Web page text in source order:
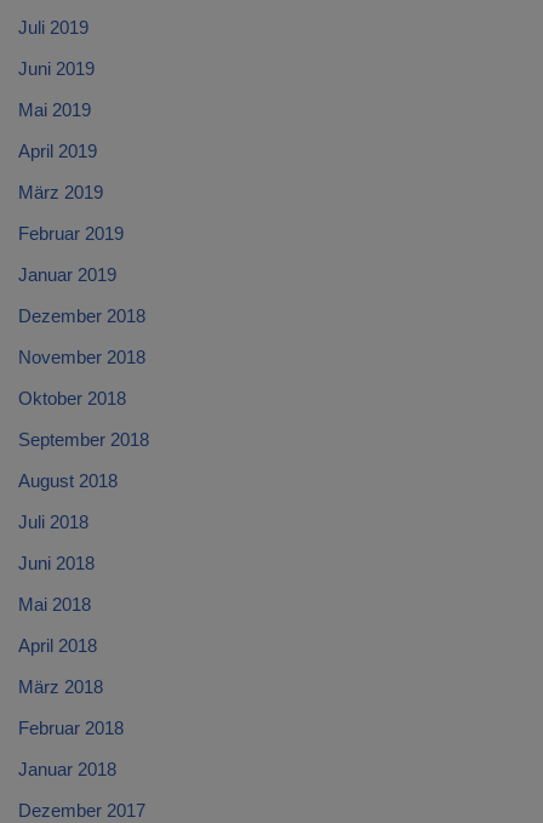
Juli 2019
Juni 2019
Mai 2019
April 2019
März 2019
Februar 2019
Januar 2019
Dezember 2018
November 2018
Oktober 2018
September 2018
August 2018
Juli 2018
Juni 2018
Mai 2018
April 2018
März 2018
Februar 2018
Januar 2018
Dezember 2017